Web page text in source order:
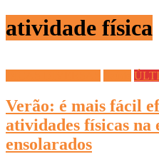
atividade física
Verão: é mais fácil
atividades físicas na
ensolarados